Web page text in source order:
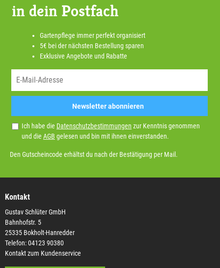
in dein Postfach
Gartenpflege immer perfekt organisiert
5€ bei der nächsten Bestellung sparen
Exklusive Angebote und Rabatte
Newsletter abonnieren
Ich habe die Datenschutzbestimmungen zur Kenntnis genommen
und die AGB gelesen und bin mit ihnen einverstanden.
Den Gutscheincode erhältst du nach der Bestätigung per Mail.
Kontakt
Gustav Schlüter GmbH
Bahnhofstr. 5
25335 Bokholt-Hanredder
Telefon: 04123 90380
Kontakt zum Kundenservice